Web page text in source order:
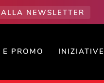
NEWSLETTER
E PROMO INIZIATIVE